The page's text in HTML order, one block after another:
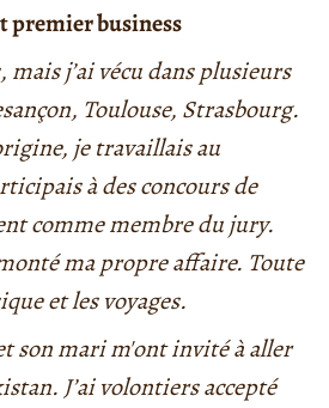
premier business
mais j’ai vécu dans plusieurs
Toulouse, Strasbourg.
je travaillais au
à des concours de
comme membre du jury.
ma propre affaire. Toute
et les voyages.
son mari m'ont invité à aller
J’ai volontiers accepté